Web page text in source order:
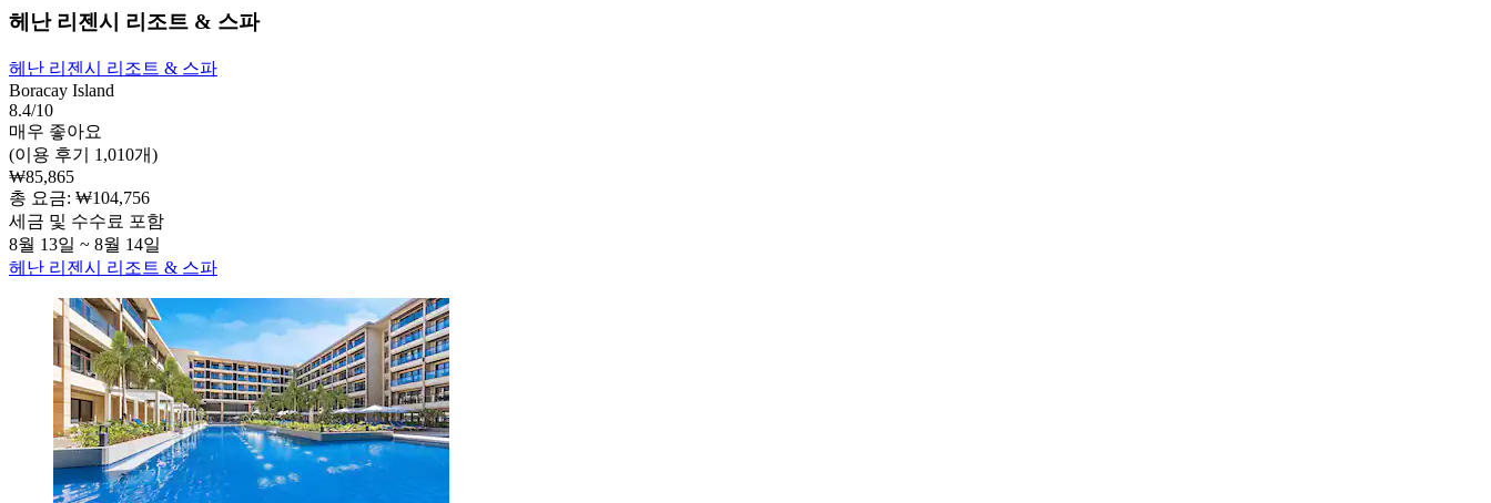
헤난 리젠시 리조트 & 스파
헤난 리젠시 리조트 & 스파
Boracay Island
8.4/10
매우 좋아요
(이용 후기 1,010개)
₩85,865
총 요금: ₩104,756
세금 및 수수료 포함
8월 13일 ~ 8월 14일
헤난 리젠시 리조트 & 스파